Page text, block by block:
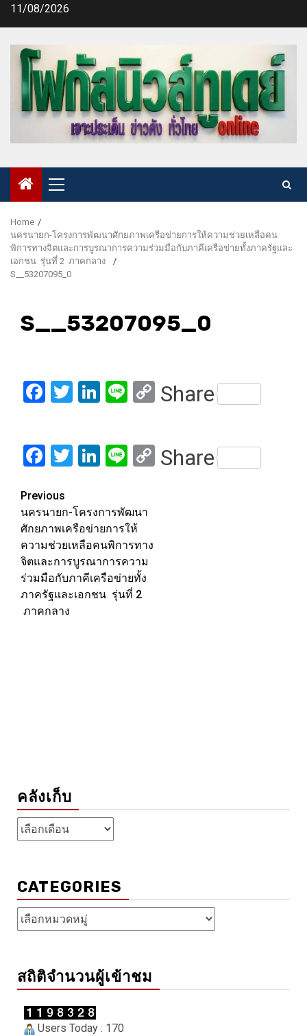
Skip11/08/2026
Primary
Menu
Home
นครนายก-โครงการพัฒนาศักยภาพเครือข่ายการให้ความช่วยเหลือคน
พิการทางจิตและการบูรณาการความร่วมมือกับภาคีเครือข่ายทั้งภาครัฐและ
เอกชน รุ่นที่ 2 ภาคกลาง
S__53207095_0
S__53207095_0
Facebook
Twitter
LinkedIn
LineCopy
Share
Facebook
Twitter
LinkedIn
LineCopy
Share
Post
navigation
Previous
นครนายก-โครงการพัฒนา
ศักยภาพเครือข่ายการให้
ความช่วยเหลือคนพิการทาง
จิตและการบูรณาการความ
ร่วมมือกับภาคีเครือข่ายทั้ง
ภาครัฐและเอกชน รุ่นที่ 2
ภาคกลาง
คลังเก็บ
คลัง
เก็บ
CATEGORIES
Categories
สถิติจำนวนผู้เข้าชม
Users Today : 170